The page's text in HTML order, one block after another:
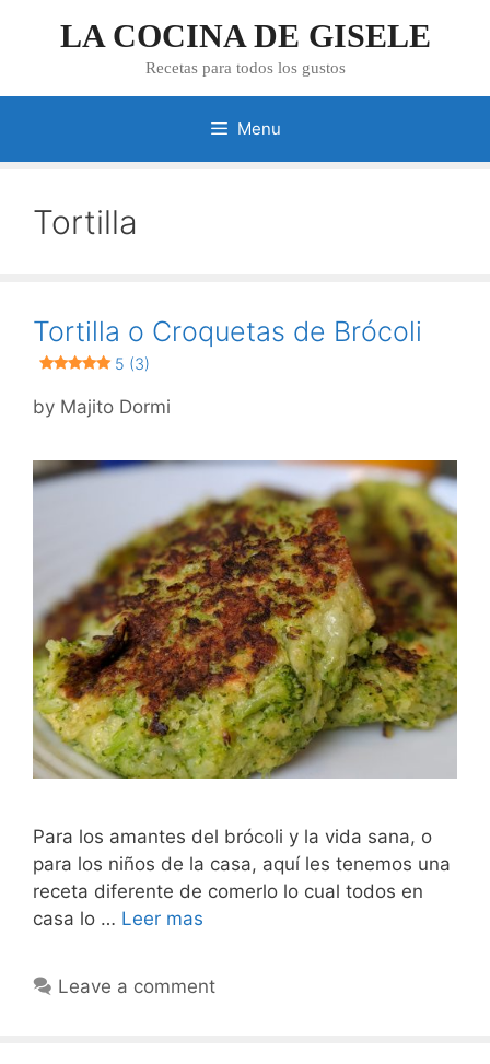
LA COCINA DE GISELE
Recetas para todos los gustos
Menu
Tortilla
Tortilla o Croquetas de Brócoli
5 (3)
by Majito Dormi
Para los amantes del brócoli y la vida sana, o
para los niños de la casa, aquí les tenemos una
receta diferente de comerlo lo cual todos en
casa lo … Leer mas
Leave a comment